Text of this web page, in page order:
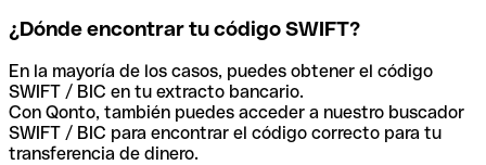
¿Dónde encontrar tu código SWIFT?
En la mayoría de los casos, puedes obtener el código
SWIFT / BIC en tu extracto bancario.
Con Qonto, también puedes acceder a nuestro buscador
SWIFT / BIC para encontrar el código correcto para tu
transferencia de dinero.